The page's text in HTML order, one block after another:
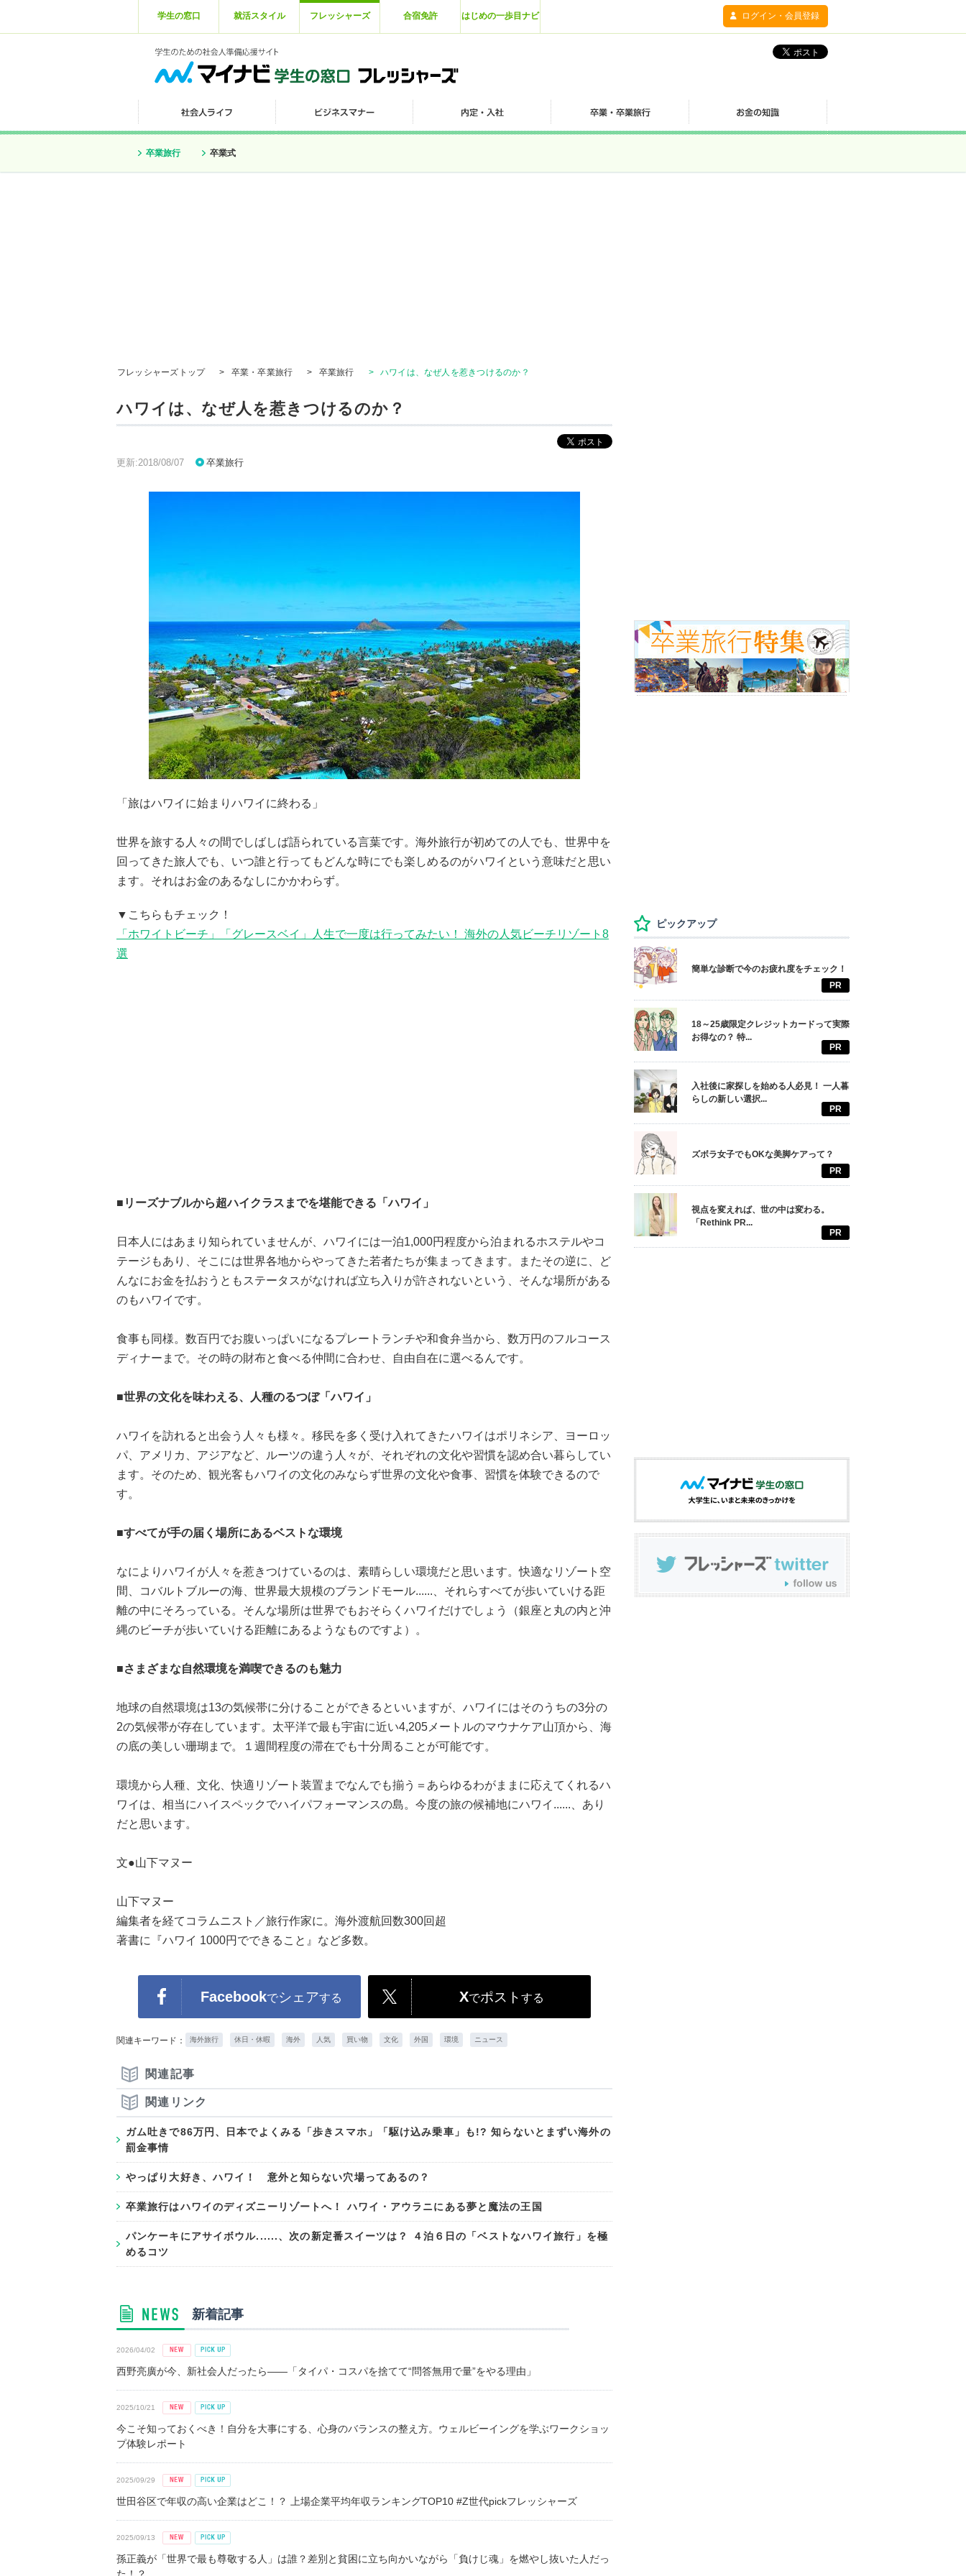
学生の窓口 就活スタイル フレッシャーズ 合宿免許 はじめの一歩目ナビ ログイン・会員登録
卒業旅行 卒業式
フレッシャーズトップ > 卒業・卒業旅行 > 卒業旅行 > ハワイは、なぜ人を惹きつけるのか？
ハワイは、なぜ人を惹きつけるのか？
更新:2018/08/07 卒業旅行
「旅はハワイに始まりハワイに終わる」
世界を旅する人々の間でしばしば語られている言葉です。海外旅行が初めての人でも、世界中を
回ってきた旅人でも、いつ誰と行ってもどんな時にでも楽しめるのがハワイという意味だと思い
ます。それはお金のあるなしにかかわらず。
▼こちらもチェック！
「ホワイトビーチ」「グレースベイ」人生で一度は行ってみたい！ 海外の人気ビーチリゾート8
選
■リーズナブルから超ハイクラスまでを堪能できる「ハワイ」
日本人にはあまり知られていませんが、ハワイには一泊1,000円程度から泊まれるホステルやコ
テージもあり、そこには世界各地からやってきた若者たちが集まってきます。またその逆に、ど
んなにお金を払おうともステータスがなければ立ち入りが許されないという、そんな場所がある
のもハワイです。
食事も同様。数百円でお腹いっぱいになるプレートランチや和食弁当から、数万円のフルコース
ディナーまで。その時の財布と食べる仲間に合わせ、自由自在に選べるんです。
■世界の文化を味わえる、人種のるつぼ「ハワイ」
ハワイを訪れると出会う人々も様々。移民を多く受け入れてきたハワイはポリネシア、ヨーロッ
パ、アメリカ、アジアなど、ルーツの違う人々が、それぞれの文化や習慣を認め合い暮らしてい
ます。そのため、観光客もハワイの文化のみならず世界の文化や食事、習慣を体験できるので
す。
■すべてが手の届く場所にあるベストな環境
なによりハワイが人々を惹きつけているのは、素晴らしい環境だと思います。快適なリゾート空
間、コバルトブルーの海、世界最大規模のブランドモール......、それらすべてが歩いていける距
離の中にそろっている。そんな場所は世界でもおそらくハワイだけでしょう（銀座と丸の内と沖
縄のビーチが歩いていける距離にあるようなものですよ）。
■さまざまな自然環境を満喫できるのも魅力
地球の自然環境は13の気候帯に分けることができるといいますが、ハワイにはそのうちの3分の
2の気候帯が存在しています。太平洋で最も宇宙に近い4,205メートルのマウナケア山頂から、海
の底の美しい珊瑚まで。１週間程度の滞在でも十分周ることが可能です。
環境から人種、文化、快適リゾート装置までなんでも揃う＝あらゆるわがままに応えてくれるハ
ワイは、相当にハイスペックでハイパフォーマンスの島。今度の旅の候補地にハワイ......、あり
だと思います。
文●山下マヌー
山下マヌー
編集者を経てコラムニスト／旅行作家に。海外渡航回数300回超
著書に『ハワイ 1000円でできること』など多数。
Facebookでシェアする Xでポスト する
関連キーワード： 海外旅行 休日・休暇 海外 人気 買い物 文化 外国 環境 ニュース
関連記事
関連リンク
ガム吐きで86万円、日本でよくみる「歩きスマホ」「駆け込み乗車」も!? 知らないとまずい海外の
罰金事情
やっぱり大好き、ハワイ！ 意外と知らない穴場ってあるの？
卒業旅行はハワイのディズニーリゾートへ！ ハワイ・アウラニにある夢と魔法の王国
パンケーキにアサイボウル......、次の新定番スイーツは？ ４泊６日の「ベストなハワイ旅行」を極
めるコツ
新着記事
2026/04/02
西野亮廣が今、新社会人だったら――「タイパ・コスパを捨てて“問答無用で量”をやる理由」
2025/10/21
今こそ知っておくべき！自分を大事にする、心身のバランスの整え方。ウェルビーイングを学ぶワークショッ
プ体験レポート
2025/09/29
世田谷区で年収の高い企業はどこ！？ 上場企業平均年収ランキングTOP10 #Z世代pickフレッシャーズ
2025/09/13
孫正義が「世界で最も尊敬する人」は誰？差別と貧困に立ち向かいながら「負けじ魂」を燃やし抜いた人だっ
ピックアップ
簡単な診断で今のお疲れ度をチェック！
PR
18～25歳限定クレジットカードって実際
お得なの？ 特...
PR
入社後に家探しを始める人必見！ 一人暮
らしの新しい選択...
PR
ズボラ女子でもOKな美脚ケアって？
PR
視点を変えれば、世の中は変わる。
「Rethink PR...
PR